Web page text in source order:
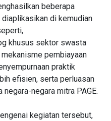
beberapa
di kemudian
khusus sektor swasta
pembiayaan
praktik
efisien, serta perluasan
negara mitra PAGE.
kegiatan tersebut,